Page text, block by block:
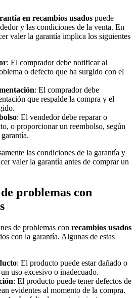
en recambios usados puede
y las condiciones de la venta. En
valer la garantía implica los siguientes
: El comprador debe notificar al
o defecto que ha surgido con el
: El comprador debe
que respalde la compra y el
: El vendedor debe reparar o
o proporcionar un reembolso, según
las condiciones de la garantía y
valer la garantía antes de comprar un
problemas con
de problemas con recambios usados
con la garantía. Algunas de estas
: El producto puede estar dañado o
uso excesivo o inadecuado.
: El producto puede tener defectos de
evidentes al momento de la compra.